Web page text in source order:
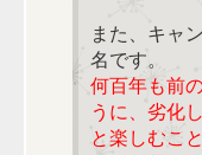
また、キャ
名です。
何百年も前
うに、劣化
と楽しむこ